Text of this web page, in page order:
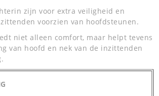
zijn voor extra veiligheid en
voorzien van hoofdsteunen.
niet alleen comfort, maar helpt tevens
van hoofd en nek van de inzittenden